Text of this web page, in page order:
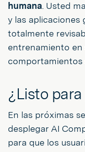
humana. Usted
y las aplicaciones
totalmente
entrenamiento en
comportamientos
¿Listo
En las próximas
desplegar AI
para que los